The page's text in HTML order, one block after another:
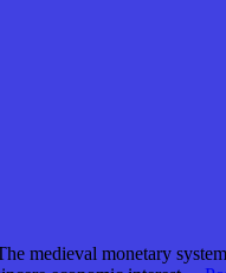
medieval monetary